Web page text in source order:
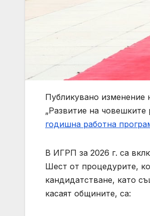
Публикувано
„Развитие на
годишна работна
В ИГРП за 2026 г. са
Шест от процедурите,
кандидатстване, като
касаят общините, са: